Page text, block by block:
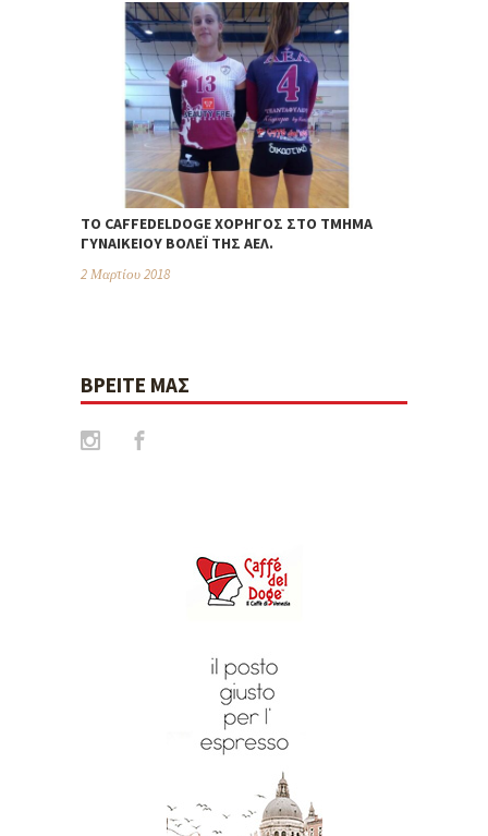
TO CAFFEDELDOGE ΧΟΡΗΓΌΣ ΣΤΟ ΤΜΉΜΑ
ΓΥΝΑΙΚΕΊΟΥ ΒΌΛΕΪ ΤΗΣ ΑΕΛ.
2 Μαρτίου 2018
ΒΡΕΊΤΕ ΜΑΣ